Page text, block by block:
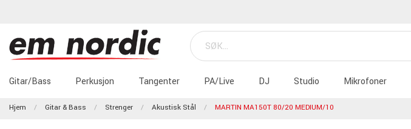
Gitar/Bass Perkusjon Tangenter PA/Live DJ Studio Mikrofoner
Hjem Gitar & Bass Strenger Akustisk Stål MARTIN MA150T 80/20 MEDIUM/10